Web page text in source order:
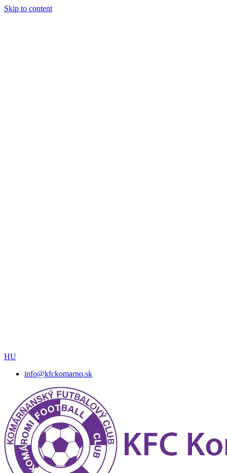
Skip to content
HU
info@kfckomarno.sk